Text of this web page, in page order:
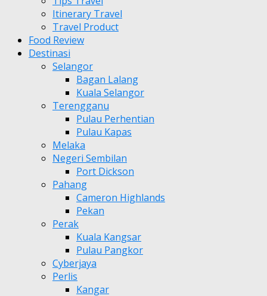
Itinerary Travel
Travel Product
Food Review
Destinasi
Selangor
Bagan Lalang
Kuala Selangor
Terengganu
Pulau Perhentian
Pulau Kapas
Melaka
Negeri Sembilan
Port Dickson
Pahang
Cameron Highlands
Pekan
Perak
Kuala Kangsar
Pulau Pangkor
Cyberjaya
Perlis
Kangar